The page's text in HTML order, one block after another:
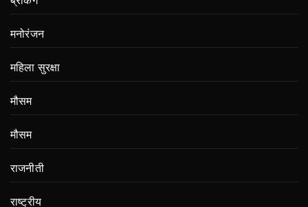
मनोरंजन
महिला सुरक्षा
मौसम
मौसम
राजनीती
राष्ट्रीय